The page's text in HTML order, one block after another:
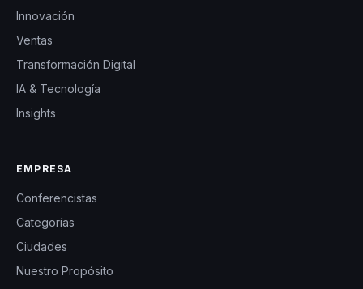
Innovación
Ventas
Transformación Digital
IA & Tecnología
Insights
EMPRESA
Conferencistas
Categorías
Ciudades
Nuestro Propósito